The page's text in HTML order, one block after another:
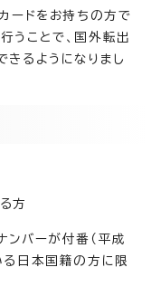
ードをお持ちの方で
うことで、国外転出
きるようになりまし
方
バーが付番（平成
日本国籍の方に限